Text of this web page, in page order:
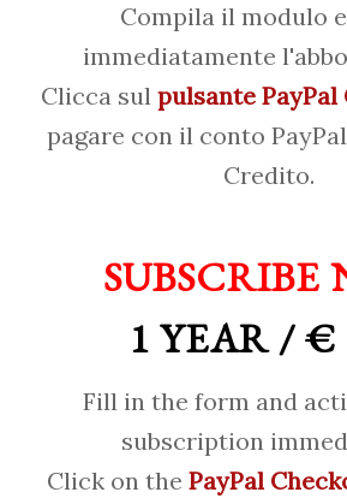
Compila il modulo
immediatamente
Clicca sul pulsante PayPal
pagare con il conto
Credito.
SUBSCRIBE
1 YEAR / €
Fill in the form and
subscription
Click on the PayPal